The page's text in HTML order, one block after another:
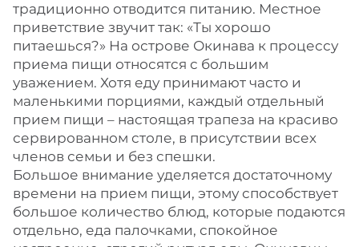
традиционно отводится питанию. Местное
приветствие звучит так: «Ты хорошо
питаешься?» На острове Окинава к процессу
приема пищи относятся с большим
уважением. Хотя еду принимают часто и
маленькими порциями, каждый отдельный
прием пищи – настоящая трапеза на красиво
сервированном столе, в присутствии всех
членов семьи и без спешки.
Большое внимание уделяется достаточному
времени на прием пищи, этому способствует
большое количество блюд, которые подаются
отдельно, еда палочками, спокойное